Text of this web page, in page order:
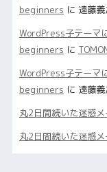
beginners に 遠藤義
WordPress子テーマ
beginners に
WordPress子テーマ
beginners に 遠藤義
丸2日間続いた迷惑
丸2日間続いた迷惑